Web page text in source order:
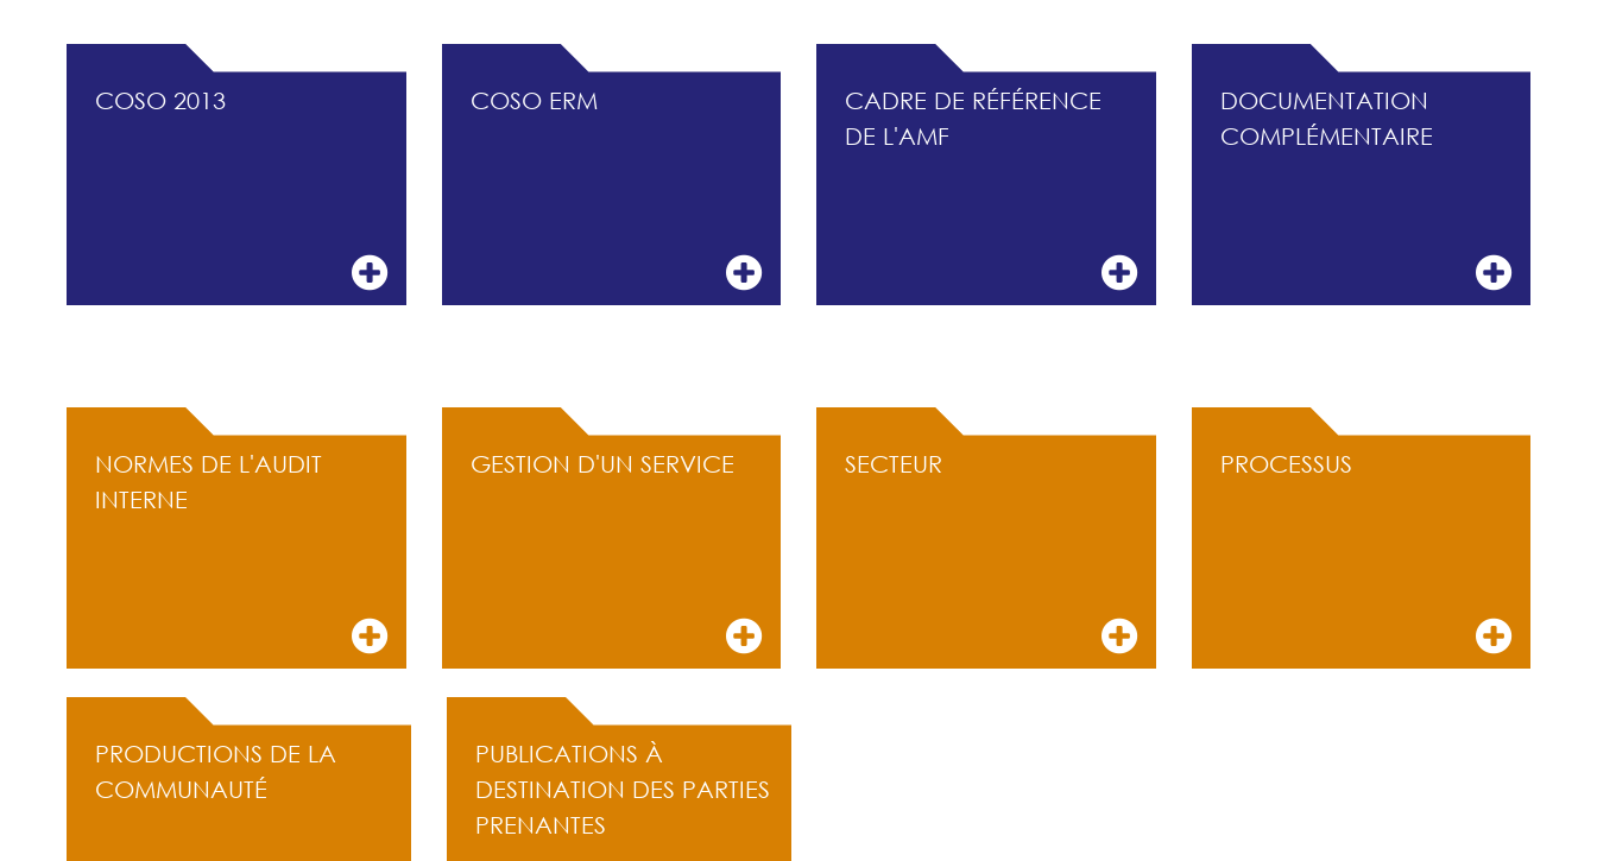
COSO 2013 COSO ERM
CADRE DE RÉFÉRENCE
DE L'AMF
DOCUMENTATION
COMPLÉMENTAIRE
NORMES DE L'AUDIT
INTERNE
GESTION D'UN SERVICE SECTEUR PROCESSUS
PRODUCTIONS DE LA
COMMUNAUTÉ
PUBLICATIONS À
DESTINATION DES PARTIES
PRENANTES